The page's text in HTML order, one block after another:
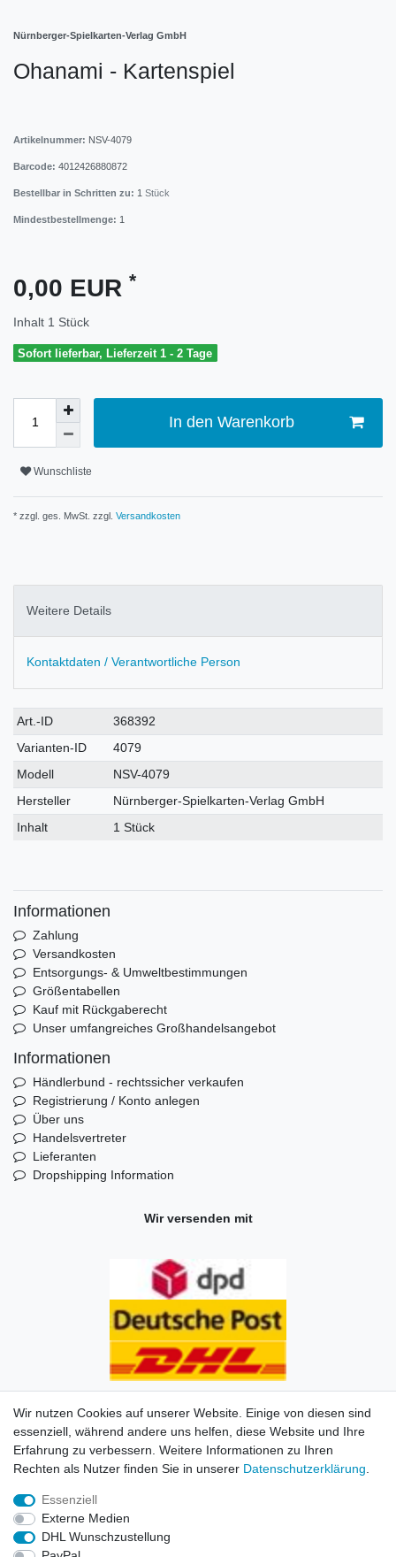
Nürnberger-Spielkarten-Verlag GmbH
Ohanami - Kartenspiel
Artikelnummer: NSV-4079
Barcode: 4012426880872
Bestellbar in Schritten zu: 1 Stück
Mindestbestellmenge: 1
0,00 EUR *
Inhalt 1 Stück
Sofort lieferbar, Lieferzeit 1 - 2 Tage
In den Warenkorb
Wunschliste
* zzgl. ges. MwSt. zzgl. Versandkosten
Weitere Details
Kontaktdaten / Verantwortliche Person
Technisches
Merkmal
Wert
Art.-ID
368392
Varianten-ID
4079
Modell
NSV-4079
Hersteller
Nürnberger-Spielkarten-Verlag GmbH
Inhalt
1 Stück
Informationen
Zahlung
Versandkosten
Entsorgungs- & Umweltbestimmungen
Größentabellen
Kauf mit Rückgaberecht
Unser umfangreiches Großhandelsangebot
Informationen
Händlerbund - rechtssicher verkaufen
Registrierung / Konto anlegen
Über uns
Handelsvertreter
Lieferanten
Dropshipping Information
Wir versenden mit
Impressum Daten­schutz­erklärung AGB Kontakt
© Copyright 2026 | Alle Rechte vorbehalten. HL-
Handelsgesellschaft mbH.
Wir nutzen Cookies auf unserer Website. Einige von diesen sind
essenziell, während andere uns helfen, diese Website und Ihre
Erfahrung zu verbessern. Weitere Informationen zu Ihren
Rechten als Nutzer finden Sie in unserer Daten­schutz­erklärung
Essenziell
Externe Medien
DHL Wunschzustellung